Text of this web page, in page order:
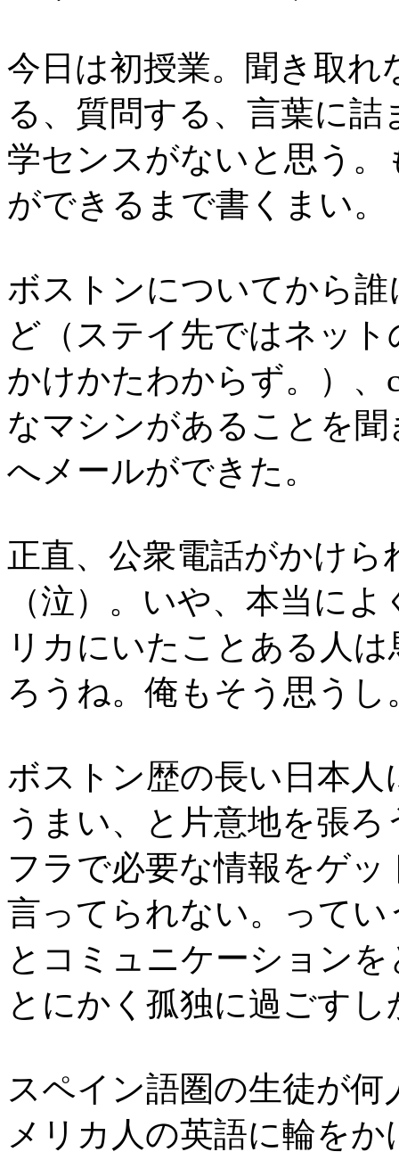
今日は初授業。聞き取
る、質問する、言葉に
学センスがないと思う
ができるまで書くまい。
ボストンについてから
ど（ステイ先ではネッ
かけかたわからず。）、
なマシンがあることを
へメールができた。
正直、公衆電話がかけ
（泣）。いや、本当に
リカにいたことある人
ろうね。俺もそう思うし
ボストン歴の長い日本
うまい、と片意地を張
フラで必要な情報をゲ
言ってられない。って
とコミュニケーション
とにかく孤独に過ごすし
スペイン語圏の生徒が
メリカ人の英語に輪を